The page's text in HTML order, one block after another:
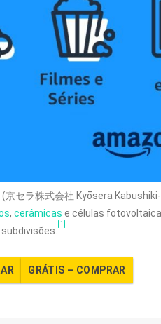
(京セラ株式会社 Kyōsera
, cerâmicas e células
[1]